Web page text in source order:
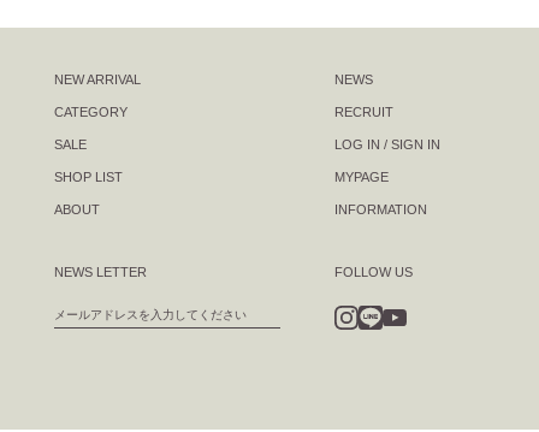
NEW ARRIVAL
CATEGORY
SALE
SHOP LIST
ABOUT
NEWS LETTER
NEWS
RECRUIT
LOG IN / SIGN IN
MYPAGE
INFORMATION
FOLLOW US